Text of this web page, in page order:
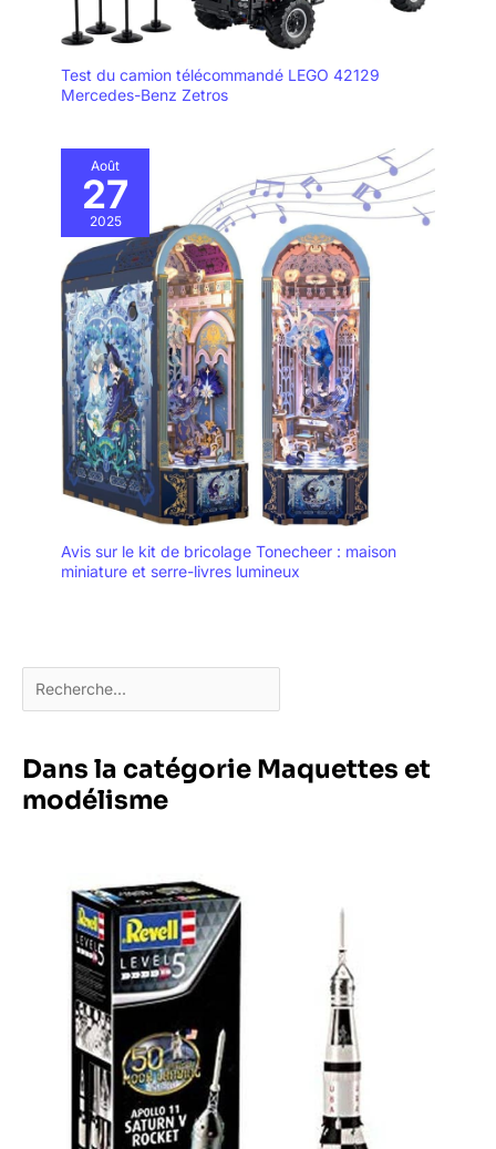
Test du camion télécommandé LEGO 42129
Mercedes-Benz Zetros
Août
27
2025
Avis sur le kit de bricolage Tonecheer : maison
miniature et serre-livres lumineux
Dans la catégorie Maquettes et
modélisme